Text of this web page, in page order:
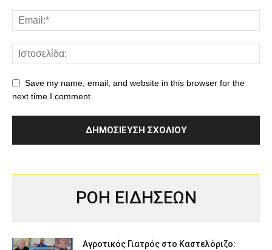
Save my name, email, and website in this browser for the
next time I comment.
ΡΟΗ ΕΙΔΗΣΕΩΝ
Αγροτικός Γιατρός στο Καστελόριζο: